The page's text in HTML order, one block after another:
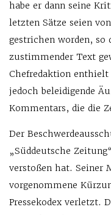
habe er dann seine
letzten Sätze seien
gestrichen worden, so
zustimmender Text
Chefredaktion enthielt
jedoch beleidigende
Kommentars, die die
Der
„Süddeutsche
verstoßen hat. Seiner
vorgenommene
Pressekodex verletzt.